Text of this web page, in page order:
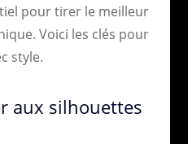
pour tirer le meilleur
Voici les clés pour
style.
aux silhouettes